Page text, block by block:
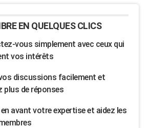
EN QUELQUES CLICS
vous simplement avec ceux qui
vos intérêts
discussions facilement et
plus de réponses
avant votre expertise et aidez les